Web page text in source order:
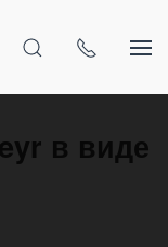
в виде